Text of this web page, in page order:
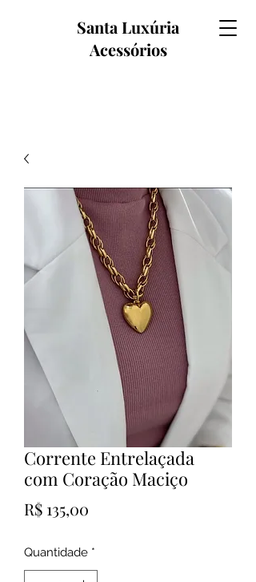
Santa Luxúria
Acessórios
Corrente Entrelaçada
com Coração Maciço
R$ 135,00
Quantidade *